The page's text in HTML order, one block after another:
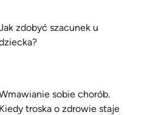
zdobyć szacunek u
sobie chorób.
Kiedy troska o zdrowie staje